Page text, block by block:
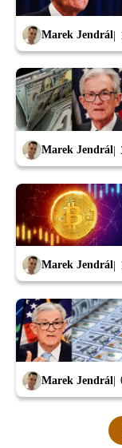
Marek Jendrál
Marek Jendrál
Marek Jendrál
Marek Jendrál